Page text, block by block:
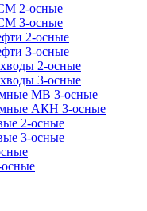
2-осные
3-осные
2-осные
3-осные
2-осные
3-осные
МВ 3-осные
АКН 3-осные
2-осные
3-осные